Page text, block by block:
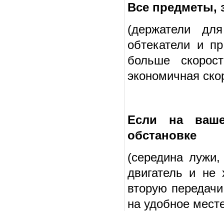
Все предметы,
(держатели
обтекатели и
больше
экономичная
Если на
обстановке
(середина
двигатель и не
вторую
на удобное